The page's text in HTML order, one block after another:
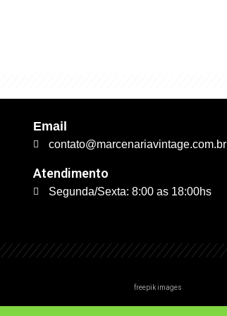
Email
contato@marcenariavintage.com.br
Atendimento
Segunda/Sexta: 8:00 as 18:00hs
freepik images